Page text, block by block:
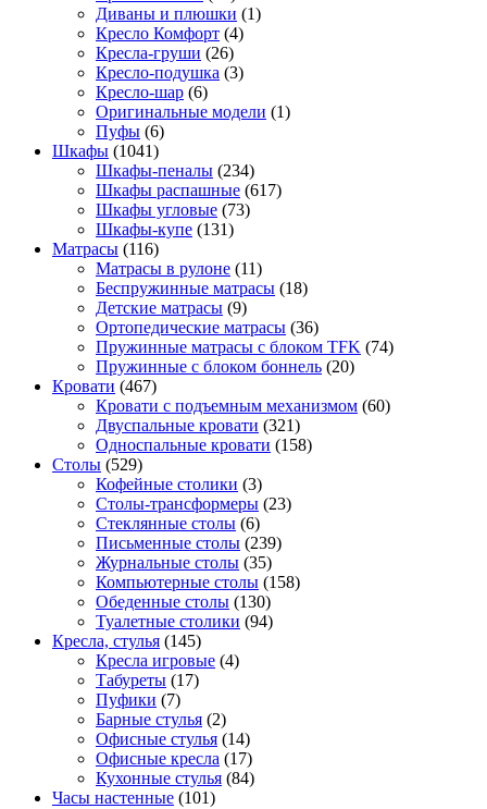
Диваны и плюшки (1)
Кресло Комфорт (4)
Кресла-груши (26)
Кресло-подушка (3)
Кресло-шар (6)
Оригинальные модели (1)
Пуфы (6)
Шкафы (1041)
Шкафы-пеналы (234)
Шкафы распашные (617)
Шкафы угловые (73)
Шкафы-купе (131)
Матрасы (116)
Матрасы в рулоне (11)
Беспружинные матрасы (18)
Детские матрасы (9)
Ортопедические матрасы (36)
Пружинные матрасы с блоком TFK (74)
Пружинные с блоком боннель (20)
Кровати (467)
Кровати с подъемным механизмом (60)
Двуспальные кровати (321)
Односпальные кровати (158)
Столы (529)
Кофейные столики (3)
Столы-трансформеры (23)
Стеклянные столы (6)
Письменные столы (239)
Журнальные столы (35)
Компьютерные столы (158)
Обеденные столы (130)
Туалетные столики (94)
Кресла, стулья (145)
Кресла игровые (4)
Табуреты (17)
Пуфики (7)
Барные стулья (2)
Офисные стулья (14)
Офисные кресла (17)
Кухонные стулья (84)
Часы настенные (101)